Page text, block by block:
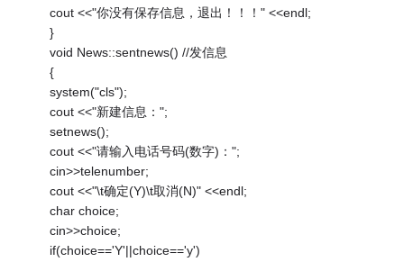
cout <<"你没有保存信息，退出！！！" <<endl;
}
void News::sentnews() //发信息
{
system("cls");
cout <<"新建信息：";
setnews();
cout <<"请输入电话号码(数字)：";
cin>>telenumber;
cout <<"\t确定(Y)\t取消(N)" <<endl;
char choice;
cin>>choice;
if(choice=='Y'||choice=='y')